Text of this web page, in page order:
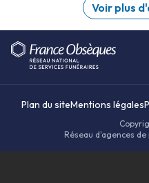
Voir plus
Plan du siteMentions légales
Réseau d'agences